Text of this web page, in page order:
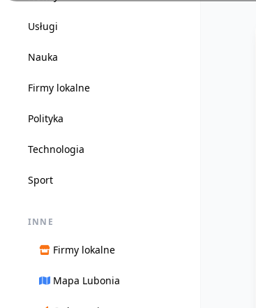
Usługi
Nauka
Firmy lokalne
Polityka
Technologia
Sport
INNE
Firmy lokalne
Mapa Lubonia